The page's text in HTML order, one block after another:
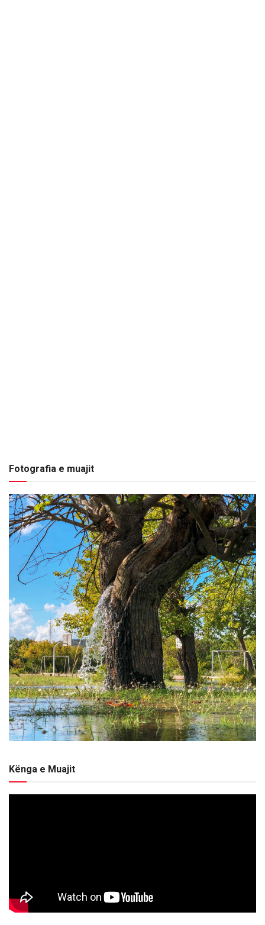
Fotografia e muajit
Kënga e Muajit